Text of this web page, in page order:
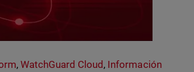
,WatchGuard Cloud , Información